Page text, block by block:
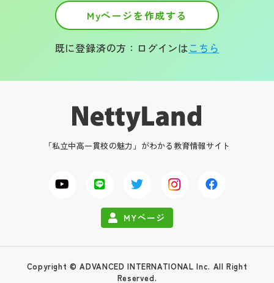
Myページを作成する
既に登録済の方：ログインはこちら
「私立中高一貫校の魅力」がわかる教育情報サイト
MYページ
Copyright © ADVANCED INTERNATIONAL Inc. All Right
Reserved.